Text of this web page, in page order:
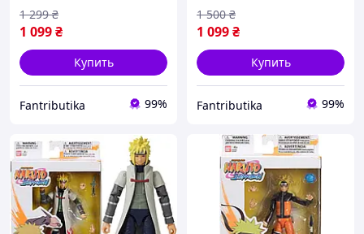
1 099₴
1 299 ₴
Купить
Fantributika 99%
1 099₴
1 500 ₴
Купить
Fantributika 99%